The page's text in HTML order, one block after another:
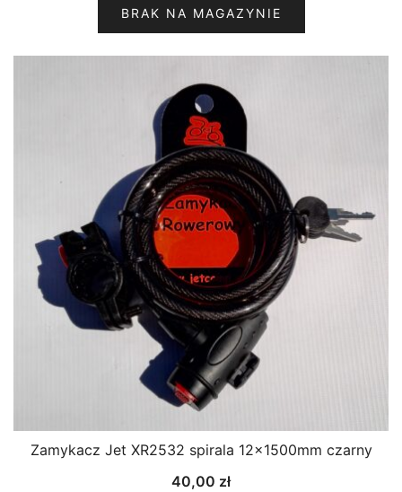
BRAK NA MAGAZYNIE
Zamykacz Jet XR2532 spirala 12x1500mm czarny
40,00 zł